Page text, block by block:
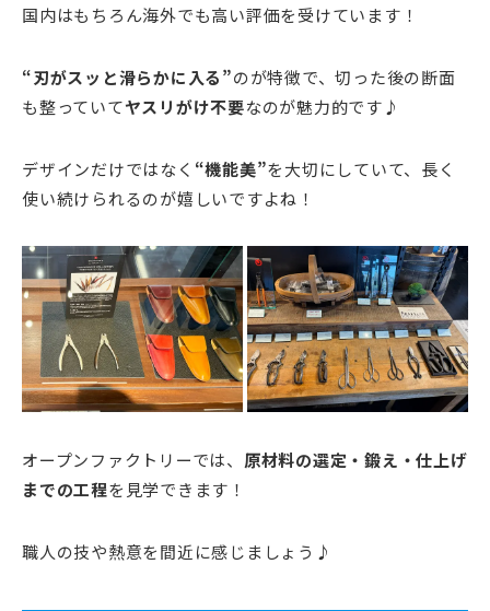
国内はもちろん海外でも高い評価を受けています！
“刃がスッと滑らかに入る”のが特徴で、切った後の断面
も整っていてヤスリがけ不要なのが魅力的です♪
デザインだけではなく “機能美”を大切にしていて、長く
使い続けられるのが嬉しいですよね！
オープンファクトリーでは、 原材料の選定・鍛え・仕上げ
までの工程を見学できます！
職人の技や熱意を間近に感じましょう♪